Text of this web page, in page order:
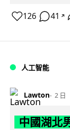
126 41 ↗
人工智能
Lawton 2 日
中國湖北